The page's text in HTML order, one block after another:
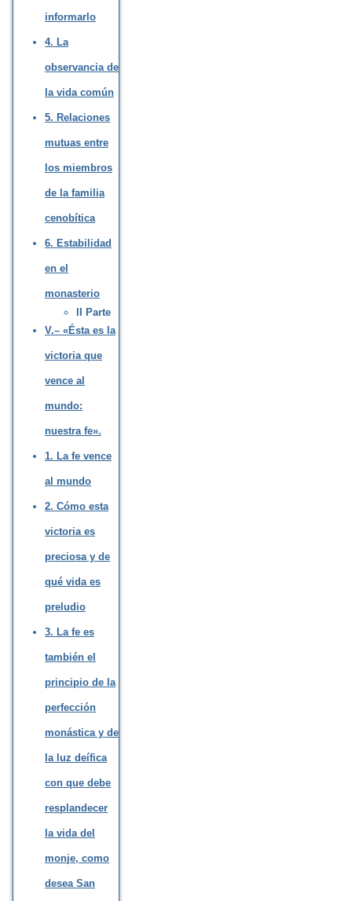
informarlo
4. La
observancia de
la vida común
5. Relaciones
mutuas entre
los miembros
de la familia
cenobítica
6. Estabilidad
en el
monasterio
II Parte
V.– «Ésta es la
victoria que
vence al
mundo:
nuestra fe».
1. La fe vence
al mundo
2. Cómo esta
victoria es
preciosa y de
qué vida es
preludio
3. La fe es
también el
principio de la
perfección
monástica y de
la luz deífica
con que debe
resplandecer
la vida del
monje, como
desea San